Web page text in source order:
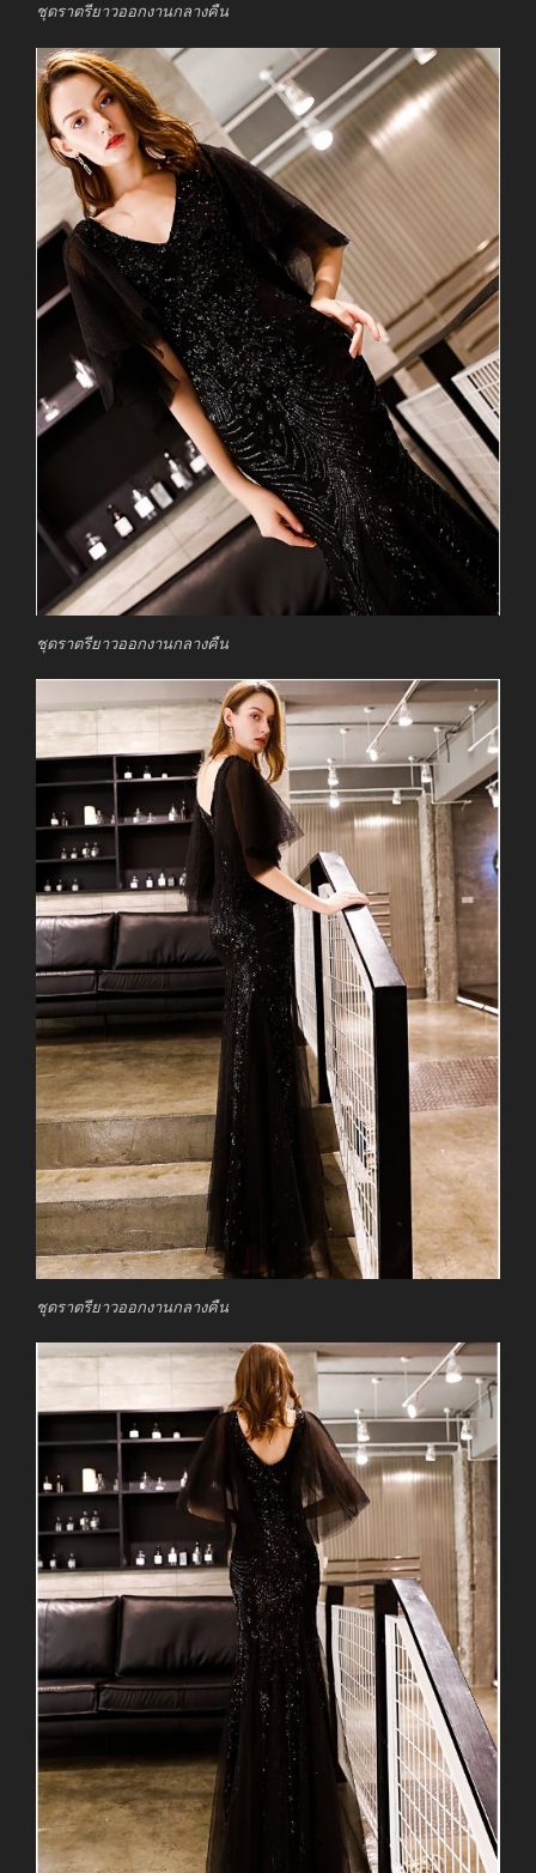
ชุดราตรียาวออกงานกลางคืน
ชุดราตรียาวออกงานกลางคืน
ชุดราตรียาวออกงานกลางคืน